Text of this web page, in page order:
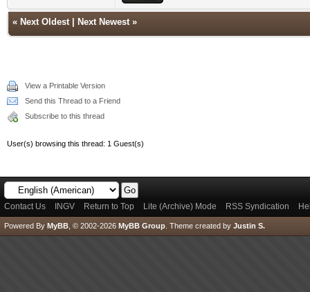
« Next Oldest Next Newest »
View a Printable Version
Send this Thread to a Friend
Subscribe to this thread
User(s) browsing this thread: 1 Guest(s)
Contact Us INGV Return to Top Lite (Archive) Mode RSS Syndication
Powered By MyBB , © 2002-2026 MyBB Group Theme created by Justin S.